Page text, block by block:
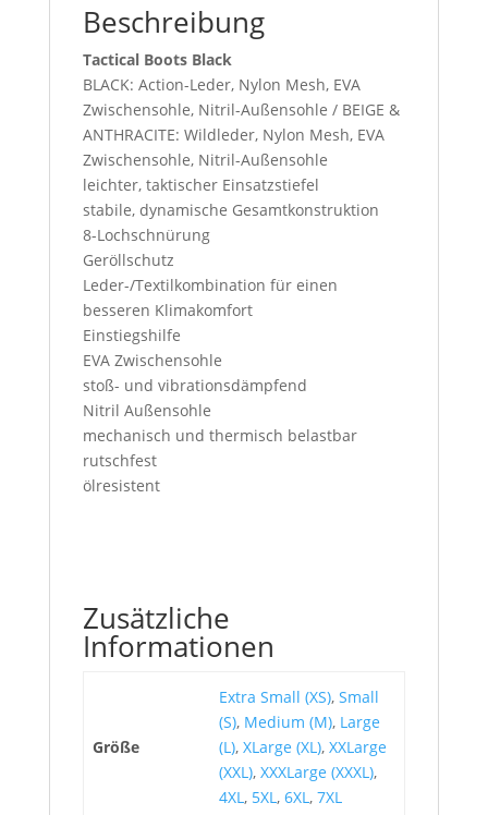
Beschreibung
Tactical Boots Black
BLACK: Action-Leder, Nylon Mesh, EVA
Zwischensohle, Nitril-Außensohle / BEIGE &
ANTHRACITE: Wildleder, Nylon Mesh, EVA
Zwischensohle, Nitril-Außensohle
leichter, taktischer Einsatzstiefel
stabile, dynamische Gesamtkonstruktion
8-Lochschnürung
Geröllschutz
Leder-/Textilkombination für einen
besseren Klimakomfort
Einstiegshilfe
EVA Zwischensohle
stoß- und vibrationsdämpfend
Nitril Außensohle
mechanisch und thermisch belastbar
rutschfest
ölresistent
Zusätzliche
Informationen
Größe
Extra Small (XS), Small
(S), Medium (M), Large
(L), XLarge (XL), XXLarge
(XXL), XXXLarge (XXXL),
4XL , 5XL , 6XL , 7XL